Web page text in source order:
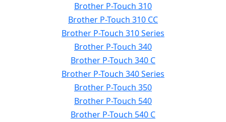
Brother P-Touch 310
Brother P-Touch 310 CC
Brother P-Touch 310 Series
Brother P-Touch 340
Brother P-Touch 340 C
Brother P-Touch 340 Series
Brother P-Touch 350
Brother P-Touch 540
Brother P-Touch 540 C